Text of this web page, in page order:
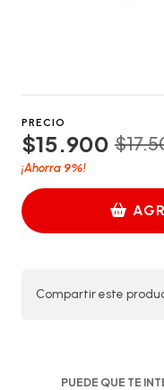
PRECIO
$15.900
¡Ahorra 9%!
Compartir este
PUEDE QUE TE